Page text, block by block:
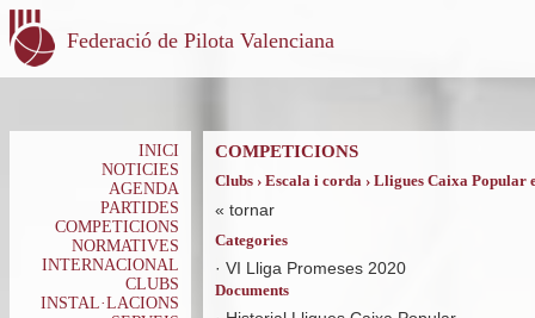
Federació de Pilota Valenciana
INICI
NOTICIES
AGENDA
PARTIDES
COMPETICIONS
NORMATIVES
INTERNACIONAL
CLUBS
INSTAL·LACIONS
COMPETICIONS
Clubs › Escala i corda › Lligues Caixa Popular
« tornar
Categories
· VI Lliga Promeses 2020
Documents